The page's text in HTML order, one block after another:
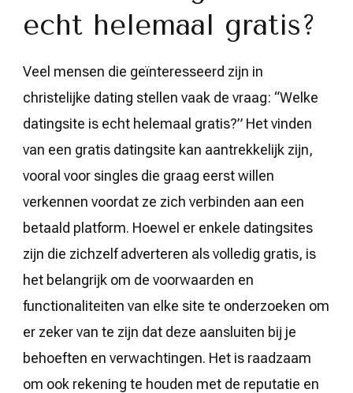
echt helemaal gratis?
Veel mensen die geïnteresseerd zijn in
christelijke dating stellen vaak de vraag: “Welke
datingsite is echt helemaal gratis?” Het vinden
van een gratis datingsite kan aantrekkelijk zijn,
vooral voor singles die graag eerst willen
verkennen voordat ze zich verbinden aan een
betaald platform. Hoewel er enkele datingsites
zijn die zichzelf adverteren als volledig gratis, is
het belangrijk om de voorwaarden en
functionaliteiten van elke site te onderzoeken om
er zeker van te zijn dat deze aansluiten bij je
behoeften en verwachtingen. Het is raadzaam
om ook rekening te houden met de reputatie en